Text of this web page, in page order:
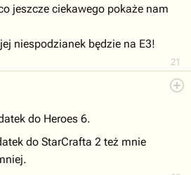
21
jeszcze ciekawego pokaże nam
niespodzianek będzie na E3!
do Heroes 6.
do StarCrafta 2 też mnie